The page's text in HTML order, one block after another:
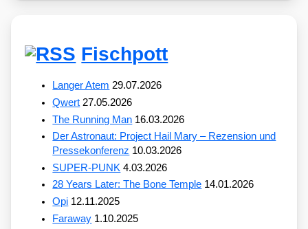
Fischpott
Langer Atem 29.07.2026
Qwert 27.05.2026
The Running Man 16.03.2026
Der Astronaut: Project Hail Mary – Rezension und
Pressekonferenz 10.03.2026
SUPER-PUNK 4.03.2026
28 Years Later: The Bone Temple 14.01.2026
Opi 12.11.2025
Faraway 1.10.2025